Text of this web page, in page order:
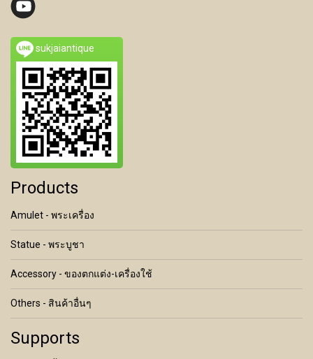
sukjaiantique
Products
Amulet - พระเครื่อง
Statue - พระบูชา
Accessory - ของตกแต่ง-เครื่องใช้
Others - สินค้าอื่นๆ
Supports